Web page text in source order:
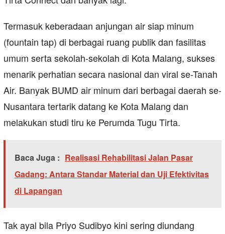
Termasuk keberadaan anjungan air siap minum
(fountain tap) di berbagai ruang publik dan fasilitas
umum serta sekolah-sekolah di Kota Malang, sukses
menarik perhatian secara nasional dan viral se-Tanah
Air. Banyak BUMD air minum dari berbagai daerah se-
Nusantara tertarik datang ke Kota Malang dan
melakukan studi tiru ke Perumda Tugu Tirta.
Baca Juga : Realisasi Rehabilitasi Jalan Pasar
Gadang: Antara Standar Material dan Uji Efektivitas
di Lapangan
Tak ayal bila Priyo Sudibyo kini sering diundang